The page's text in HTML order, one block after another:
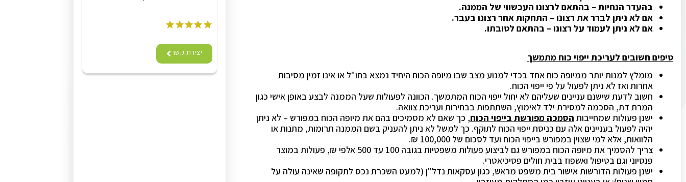
בהעדר הנחיות – בהתאם לרצונו העכשווי של הממנה.
אם לא ניתן לברר את רצונו – התחקות אחר רצונו בעבר.
אם לא ניתן לעמוד על רצונו – בהתאם לטובתו.
טיפים חשובים לעריכת ייפוי כוח מתמשך
מומלץ למנות יותר ממיופה כוח אחד בכדי למנוע מצב שבו מיופה הכוח היחיד נמצא בחו"ל או אינו זמין מסיבות
אחרות ואז לא ניתן לפעול על פי ייפוי הכוח.
חשוב לדעת שישנם עניינים שעליהם לא יחול ייפוי הכוח המתמשך. הכוונה לפעולות שעל הממנה לבצע באופן אישי כגון
המרת דת, הסכמה למסירת ילד לאימוץ, השתתפות בבחירות ועריכת צוואה.
ישנן פעולות שמחייבות הסמכה מפורשת בייפוי הכוח, כך שאם לא מסמיכים בהם את מיופה הכוח במפורש – לא ניתן
יהיה לפעול בעניינים אלה עם כניסת ייפוי הכוח לתוקף. כך למשל לא ניתן להעניק בשם הממנה תרומות, מתנות או
הלוואות, אלא למי שצוין במפורש בייפוי הכוח ועד לסכום של 100,000 ₪.
צריך להסמיך את מיופה הכוח במפורש גם לביצוע פעולות משפטיות בגובה 100 עד 500 אלפי ₪, פעולות במוצר
פנסיוני וגם בטיפול ואשפוז בבית חולים פסיכיאטרי.
ישנן פעולות הדורשות אישור בית משפט מראש, כגון עסקאות נדל"ן (למעט השכרת נכס לתקופה שאינה עולה על
יצירת קשר